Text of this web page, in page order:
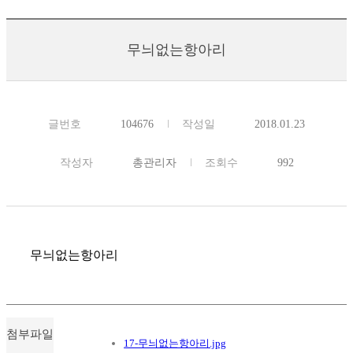
무늬없는항아리
글번호 104676 작성일 2018.01.23
작성자 총관리자 조회수 992
무늬없는항아리
첨부파일
17-무늬없는항아리.jpg